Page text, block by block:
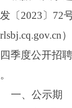
〔2023〕 72
rlsbj.cq.gov.cn）
季度公开招
一、公示期